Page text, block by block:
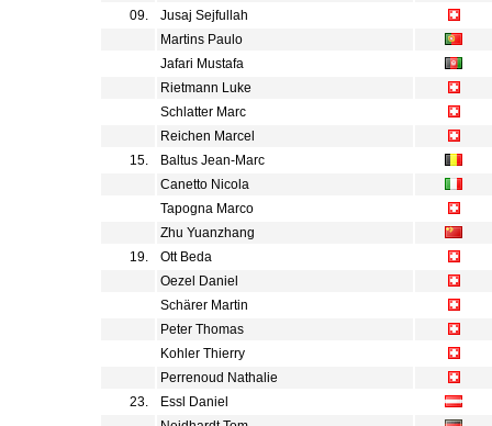
09.
Jusaj Sejfullah
Martins Paulo
Jafari Mustafa
Rietmann Luke
Schlatter Marc
Reichen Marcel
15.
Baltus Jean-Marc
Canetto Nicola
Tapogna Marco
Zhu Yuanzhang
19.
Ott Beda
Oezel Daniel
Schärer Martin
Peter Thomas
Kohler Thierry
Perrenoud Nathalie
23.
Essl Daniel